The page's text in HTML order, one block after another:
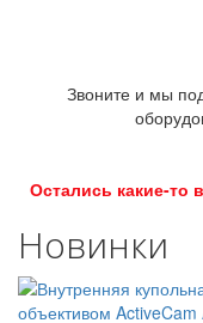
Звоните и мы
Остались какие-то
Новинки